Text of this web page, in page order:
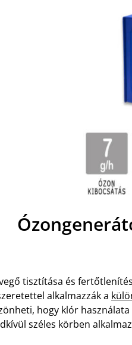
tisztítása és
alkalmazzák a
hogy klór
széles körben